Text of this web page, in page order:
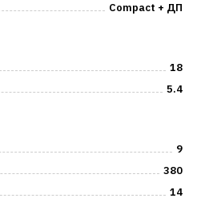
Compact + ДП
18
5.4
9
380
14